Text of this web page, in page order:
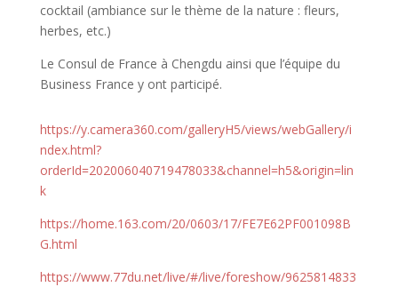
cocktail (ambiance sur le thème de la nature : fleurs,
herbes, etc.)
Le Consul de France à Chengdu ainsi que l’équipe du
Business France y ont participé.
https://y.camera360.com/galleryH5/views/webGallery/i
ndex.html?
orderId=202006040719478033&channel=h5&origin=lin
k
https://home.163.com/20/0603/17/FE7E62PF001098B
G.html
https://www.77du.net/live/#/live/foreshow/9625814833